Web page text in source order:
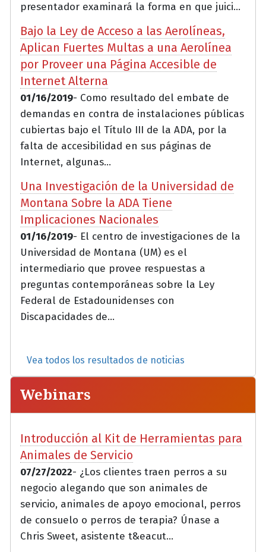
presentador examinará la forma en que juici...
Bajo la Ley de Acceso a las Aerolíneas,
Aplican Fuertes Multas a una Aerolínea
por Proveer una Página Accesible de
Internet Alterna
01/16/2019- Como resultado del embate de
demandas en contra de instalaciones públicas
cubiertas bajo el Título III de la ADA, por la
falta de accesibilidad en sus páginas de
Internet, algunas...
Una Investigación de la Universidad de
Montana Sobre la ADA Tiene
Implicaciones Nacionales
01/16/2019- El centro de investigaciones de la
Universidad de Montana (UM) es el
intermediario que provee respuestas a
preguntas contemporáneas sobre la Ley
Federal de Estadounidenses con
Discapacidades de...
Vea todos los resultados de noticias
Webinars
Introducción al Kit de Herramientas para
Animales de Servicio
07/27/2022- ¿Los clientes traen perros a su
negocio alegando que son animales de
servicio, animales de apoyo emocional, perros
de consuelo o perros de terapia? Únase a
Chris Sweet, asistente t&eacut...